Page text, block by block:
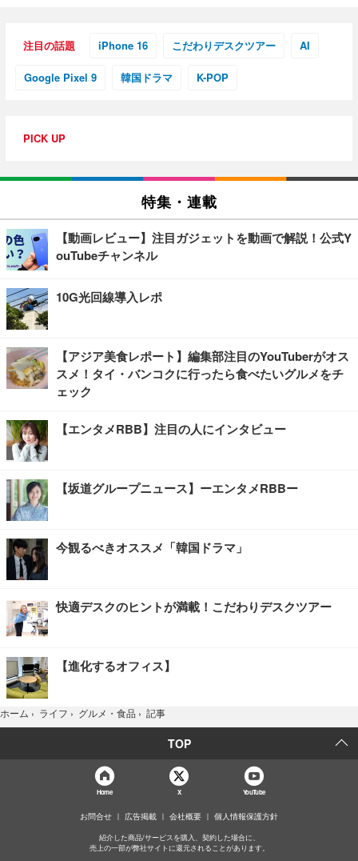
注目の話題 iPhone 16 こだわりデスクツアー AI
Google Pixel 9 韓国ドラマ K-POP
PICK UP
特集・連載
【動画レビュー】注目ガジェットを動画で解説！公式Y
ouTubeチャンネル
10G光回線導入レポ
【アジア美食レポート】編集部注目のYouTuberがオス
スメ！タイ・バンコクに行ったら食べたいグルメをチ
ェック
【エンタメRBB】注目の人にインタビュー
【坂道グループニュース】ーエンタメRBBー
今観るべきオススメ「韓国ドラマ」
快適デスクのヒントが満載！こだわりデスクツアー
【進化するオフィス】
ホーム › ライフ › グルメ・食品 › 記事
TOP
Home X YouTube
お問合せ 広告掲載 会社概要 個人情報保護方針
紹介した商品/サービスを購入、契約した場合に、
売上の一部が弊社サイトに還元されることがあります。